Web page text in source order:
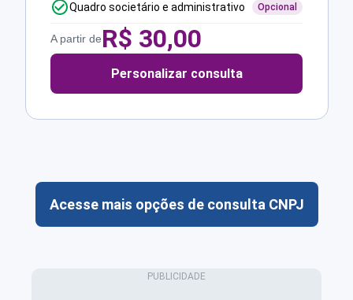
Quadro societário e administrativo Opcional
A partir deR$ 30,00
Personalizar consulta
Acesse mais opções de consulta CNPJ